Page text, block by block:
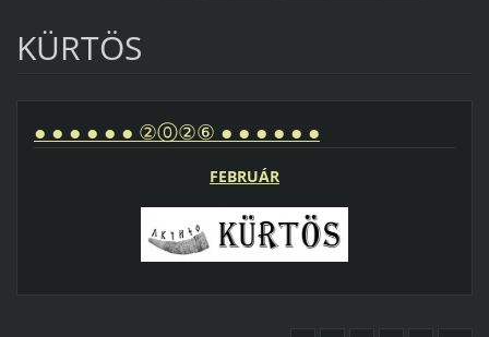
KÜRTÖS
● ● ● ● ● ● ②⓪②⑥ ● ● ● ● ● ●
FEBRUÁR